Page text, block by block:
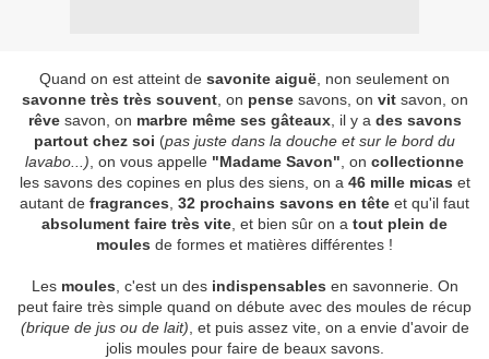
Quand on est atteint de savonite aiguë , non seulement on
savonne très très souvent, on pensesavons, on vitsavon, on
rêvesavon, on marbre même ses gâteaux, il y a des savons
partout chez soi (pas juste dans la douche et sur le bord du
lavabo...) , on vous appelle "Madame Savon" , on collectionne
les savons des copines en plus des siens, on a 46 mille micas et
autant de fragrances 32 prochains savons en tête et qu'il faut
absolument faire très vite , et bien sûr on a tout plein de
moules de formes et matières différentes !
Les moules , c'est un des indispensables en savonnerie. On
peut faire très simple quand on débute avec des moules de récup
(brique de jus ou de lait) , et puis assez vite, on a envie d'avoir de
jolis moules pour faire de beaux savons.